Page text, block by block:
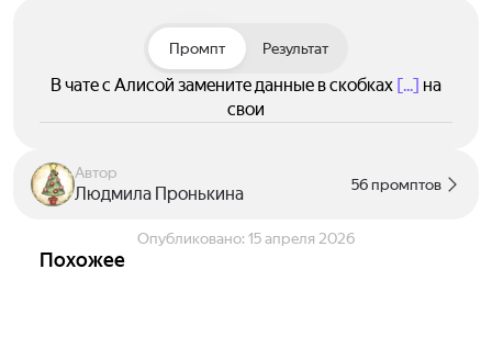
Промпт Результат
В чате с Алисой замените данные в скобках [...] на
свои
Автор
Людмила Пронькина 56 промптов
Опубликовано: 15 апреля 2026
Похожее